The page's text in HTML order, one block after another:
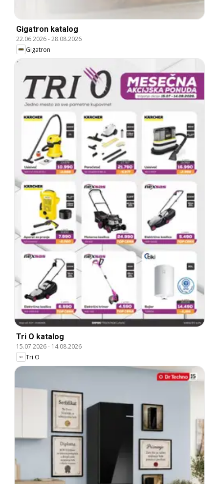
Gigatron katalog
22.06.2026-28.08.2026
Gigatron
Tri O katalog
15.07.2026- 14.08.2026
Tri O